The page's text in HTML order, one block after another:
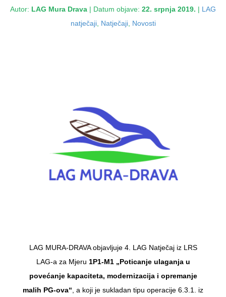
Autor: LAG Mura Drava | Datum objave: 22. srpnja 2019. | LAG
natječaji, Natječaji, Novosti
LAG MURA-DRAVA objavljuje 4. LAG Natječaj iz LRS
LAG-a za Mjeru 1P1-M1 „Poticanje ulaganja u
povećanje kapaciteta, modernizacija i opremanje
malih PG-ova“, a koji je sukladan tipu operacije 6.3.1. iz